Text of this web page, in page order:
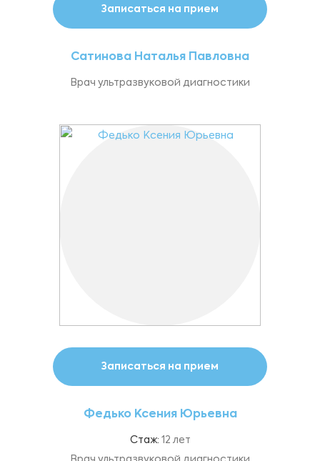
Записаться на прием
Сатинова Наталья Павловна
Врач ультразвуковой диагностики
Записаться на прием
Федько Ксения Юрьевна
Стаж: 12 лет